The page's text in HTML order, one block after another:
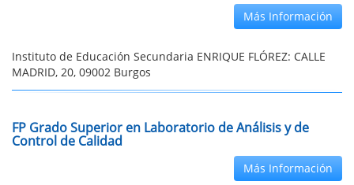
Más Información
Instituto de Educación Secundaria ENRIQUE FLÓREZ: CALLE
MADRID, 20, 09002 Burgos
FP Grado Superior en Laboratorio de Análisis y de
Control de Calidad
Más Información